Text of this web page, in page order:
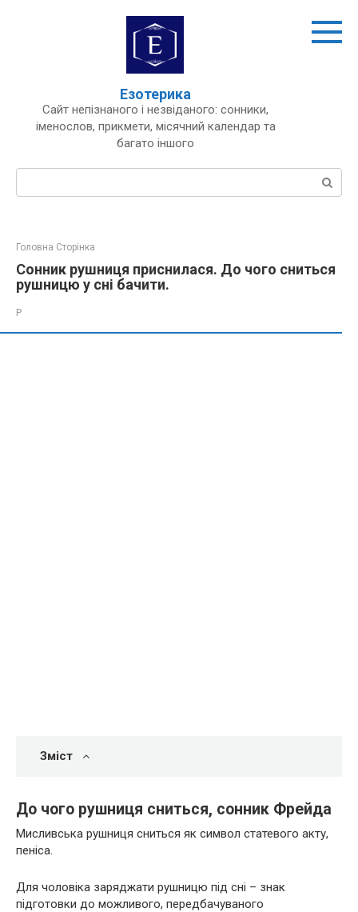
Езотерика
Сайт непізнаного і незвіданого: сонники,
іменослов, прикмети, місячний календар та
багато іншого
Пошук:
Головна Сторінка
Сонник рушниця приснилася. До чого сниться
рушницю у сні бачити.
Р
Зміст
До чого рушниця сниться, сонник Фрейда
Мисливська рушниця сниться як символ статевого акту,
пеніса.
Для чоловіка заряджати рушницю під сні – знак
підготовки до можливого, передбачуваного